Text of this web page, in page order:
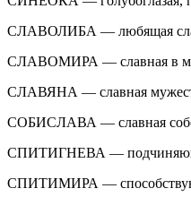
СЛАВОЛИБА — любящая
СЛАВОМИРА — славная в
СЛАВЯНА — славная
СОБИСЛАВА — славная
СПИТИГНЕВА —
СПИТИМИРА —